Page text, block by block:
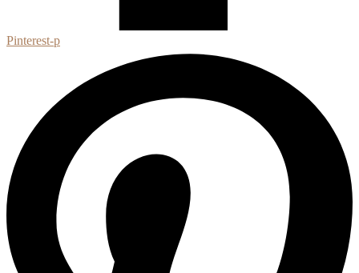
Pinterest-p